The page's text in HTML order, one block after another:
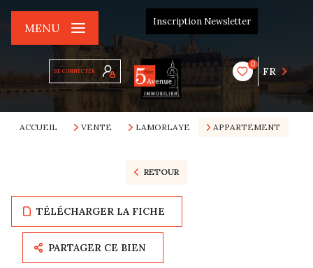
SE CONNECTER
Inscription Newsletter
0
FR
MENU
ACCUEIL VENTE LAMORLAYE APPARTEMENT
RETOUR
TÉLÉCHARGER LA FICHE
PARTAGER CE BIEN